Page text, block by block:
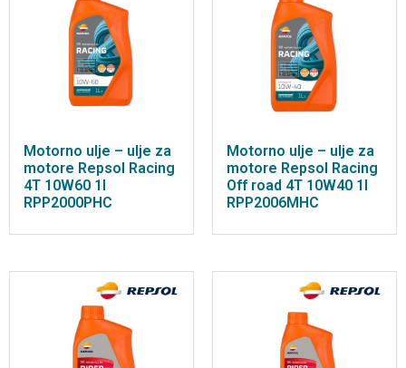
Motorno ulje – ulje za
motore Repsol Racing
4T 10W60 1l
RPP2000PHC
Motorno ulje – ulje za
motore Repsol Racing
Off road 4T 10W40 1l
RPP2006MHC